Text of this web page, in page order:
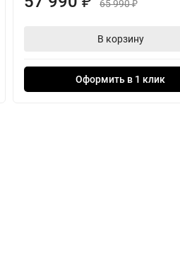
65 990₽
В корзину
Оформить в 1 клик